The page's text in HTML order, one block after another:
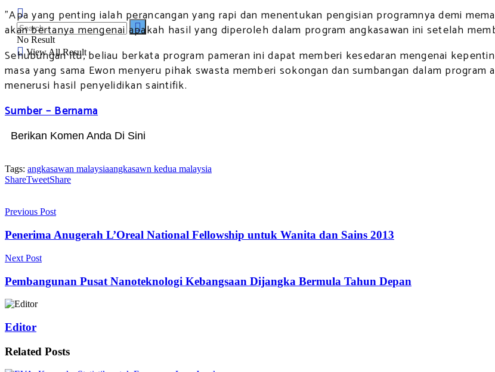
No Result
View All Result
"Apa yang penting ialah perancangan yang rapi dan menentukan pengisian programnya demi
akan bertanya mengenai apakah hasil yang diperoleh dalam program angkasawan ini setelah
Sehubungan itu, beliau berkata program pameran ini dapat memberi kesedaran mengenai
masa yang sama Ewon menyeru pihak swasta memberi sokongan dan sumbangan dalam
menerusi hasil penyelidikan saintifik.
Sumber – Bernama
Berikan Komen Anda Di Sini
Tags: angkasawan malaysiaangkasawn kedua malaysia
ShareTweetShare
Previous Post
Penerima Anugerah L’Oreal National Fellowship untuk Wanita dan Sains 2013
Next Post
Pembangunan Pusat Nanoteknologi Kebangsaan Dijangka Bermula Tahun Depan
Editor
Related Posts